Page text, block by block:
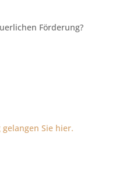
Förderung?
Sie hier.